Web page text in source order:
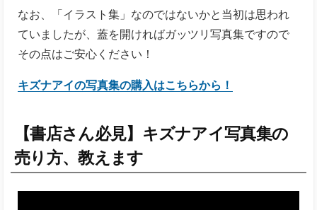
なお、「イラスト集」なのではないかと当初は思われ
ていましたが、蓋を開ければガッツリ写真集ですので
その点はご安心ください！
キズナアイの写真集の購入はこちらから！
【書店さん必見】キズナアイ写真集の
売り方、教えます